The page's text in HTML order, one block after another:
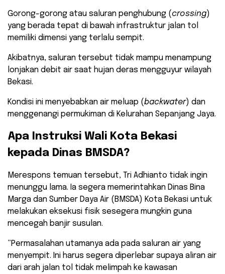
Gorong-gorong atau saluran penghubung (crossing)
yang berada tepat di bawah infrastruktur jalan tol
memiliki dimensi yang terlalu sempit.
​Akibatnya, saluran tersebut tidak mampu menampung
lonjakan debit air saat hujan deras mengguyur wilayah
Bekasi.
Kondisi ini menyebabkan air meluap (backwater) dan
menggenangi permukiman di Kelurahan Sepanjang Jaya.
​Apa Instruksi Wali Kota Bekasi
kepada Dinas BMSDA?
​Merespons temuan tersebut, Tri Adhianto tidak ingin
menunggu lama. Ia segera memerintahkan Dinas Bina
Marga dan Sumber Daya Air (BMSDA) Kota Bekasi untuk
melakukan eksekusi fisik sesegera mungkin guna
mencegah banjir susulan.
​”Permasalahan utamanya ada pada saluran air yang
menyempit. Ini harus segera diperlebar supaya aliran air
dari arah jalan tol tidak melimpah ke kawasan